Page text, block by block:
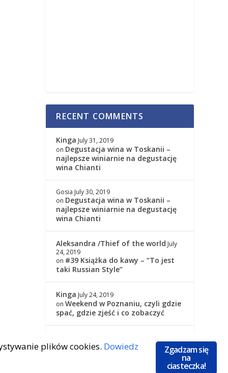
RECENT COMMENTS
Kinga July 31, 2019
on Degustacja wina w Toskanii –
najlepsze winiarnie na degustację
wina Chianti
Gosia July 30, 2019
on Degustacja wina w Toskanii –
najlepsze winiarnie na degustację
wina Chianti
Aleksandra /Thief of the world July
24, 2019
on #39 Książka do kawy – “To jest
taki Russian Style”
Kinga July 24, 2019
onWeekend w Poznaniu, czyli gdzie
spać, gdzie zjeść i co zobaczyć
on#39 Książka do kawy – “To jestZgadzam się
na
ciasteczka!
plików cookies. Dowiedz